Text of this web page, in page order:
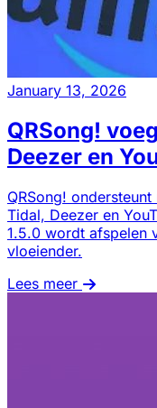
January 13, 2026
QRSong!
Deezer en
QRSong!
Tidal, Deezer en
1.5.0 wordt afspelen
vloeiender.
Lees meer